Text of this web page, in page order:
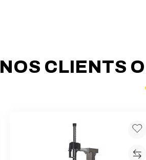
NOS CLIENTS